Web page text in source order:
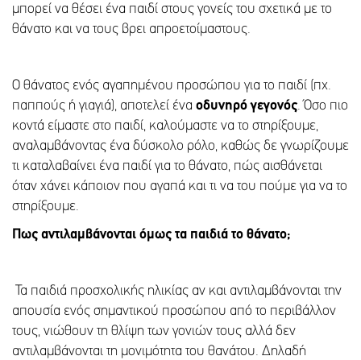
μπορεί να θέσει ένα παιδί στους γονείς του σχετικά με το
θάνατο και να τους βρει απροετοίμαστους.
Ο θάνατος ενός αγαπημένου προσώπου για το παιδί (πχ.
παππούς ή γιαγιά), αποτελεί ένα οδυνηρό γεγονός. Όσο πιο
κοντά είμαστε στο παιδί, καλούμαστε να το στηρίξουμε,
αναλαμβάνοντας ένα δύσκολο ρόλο, καθώς δε γνωρίζουμε
τι καταλαβαίνει ένα παιδί για το θάνατο, πώς αισθάνεται
όταν χάνει κάποιον που αγαπά και τι να του πούμε για να το
στηρίξουμε.
Πως αντιλαμβάνονται όμως τα παιδιά το θάνατο;
Τα παιδιά προσχολικής ηλικίας αν και αντιλαμβάνονται την
απουσία ενός σημαντικού προσώπου από το περιβάλλον
τους, νιώθουν τη θλίψη των γονιών τους αλλά δεν
αντιλαμβάνονται τη μονιμότητα του θανάτου. Δηλαδή